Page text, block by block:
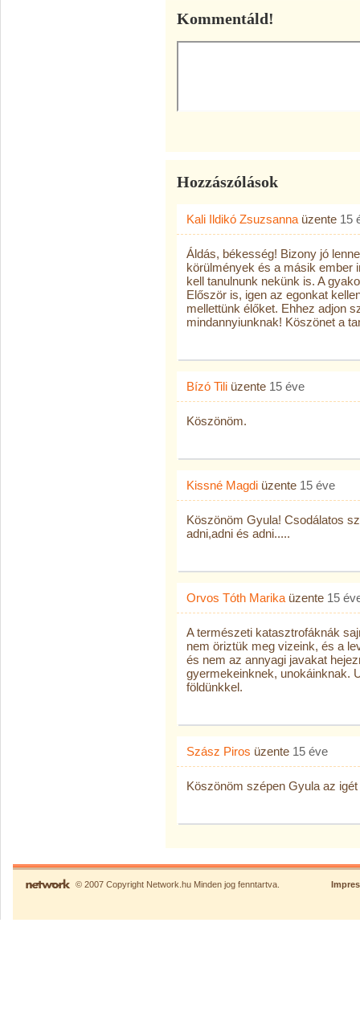
Kommentáld!
Hozzászólások
Kali Ildikó Zsuzsanna üzente 15
Áldás, békesség! Bizony jó
körülmények és a másik ember
kell tanulnunk nekünk is. A
Először is, igen az egonkat
mellettünk élőket. Ehhez adjon
mindannyiunknak! Köszönet a
Bízó Tili üzente 15 éve
Köszönöm.
Kissné Magdi üzente 15 éve
Köszönöm Gyula! Csodálatos
adni,adni és adni.....
Orvos Tóth Marika üzente 15
A természeti katasztrofáknák
nem öriztük meg vizeink, és a
és nem az annyagi javakat
gyermekeinknek, unokáinknak.
földünkkel.
Szász Piros üzente 15 éve
Köszönöm szépen Gyula az
© 2007 Copyright Network.hu Minden jog fenntartva.